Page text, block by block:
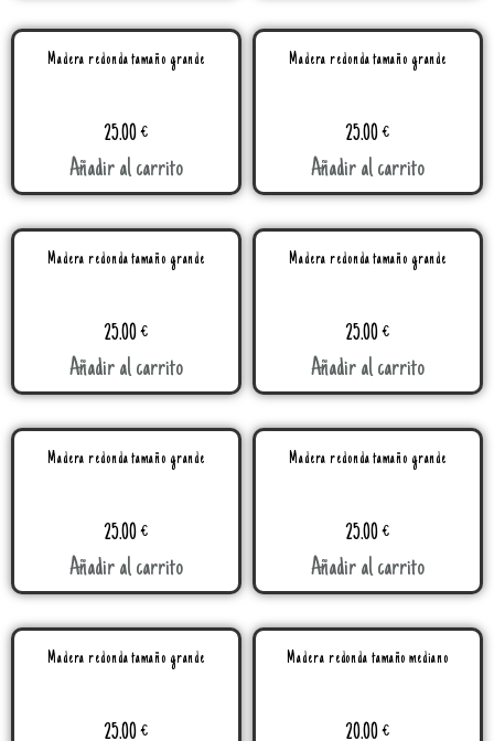
Madera redonda tamaño grande
25.00€
Añadir al carrito
Madera redonda tamaño grande
25.00€
Añadir al carrito
Madera redonda tamaño grande
25.00€
Añadir al carrito
Madera redonda tamaño grande
25.00€
Añadir al carrito
Madera redonda tamaño grande
25.00€
Añadir al carrito
Madera redonda tamaño grande
25.00€
Añadir al carrito
Madera redonda tamaño grande
25.00€
Madera redonda tamaño mediano
20.00€